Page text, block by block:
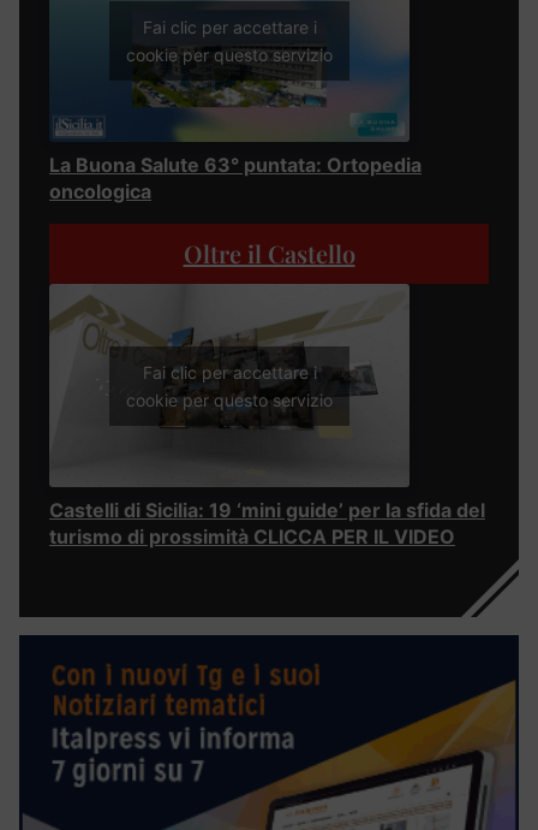
Fai clic per accettare i
cookie per questo servizio
La Buona Salute 63° puntata: Ortopedia
oncologica
Oltre il Castello
Fai clic per accettare i
cookie per questo servizio
Castelli di Sicilia: 19 ‘mini guide’ per la sfida del
turismo di prossimità CLICCA PER IL VIDEO